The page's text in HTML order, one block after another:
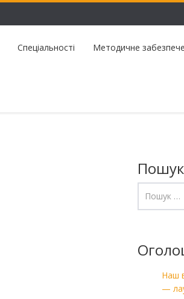
Спеціальності Методичне
Пошук
Наш
—